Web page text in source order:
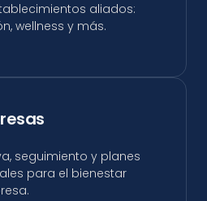
aliados:
wellness y más.
seguimiento y planes
para el bienestar